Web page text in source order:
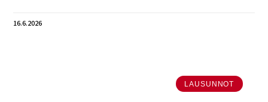
16.6.2026
LAUSUNNOT